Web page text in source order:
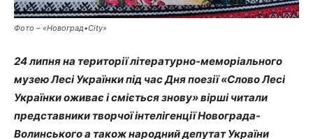
Фото – «Новоград•City»
24 липня на території літературно-меморіального
музею Лесі Українки під час Дня поезії «Слово Лесі
Українки оживає і сміється знову» вірші читали
представники творчої інтелігенції Новограда-
Волинського а також народний депутат України